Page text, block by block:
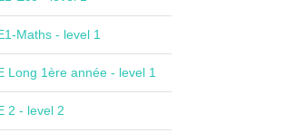
Maths - level 1
Long 1ère année - level 1
2 - level 2